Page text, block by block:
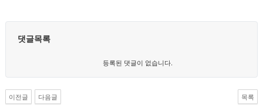
댓글목록
등록된 댓글이 없습니다.
이전글 다음글 목록